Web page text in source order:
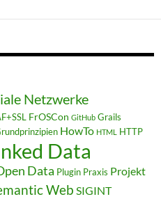
Netzwerke
FrOSCon GitHub Grails
HowTo HTML HTTP
Data
Data Plugin Praxis Projekt
Web SIGINT